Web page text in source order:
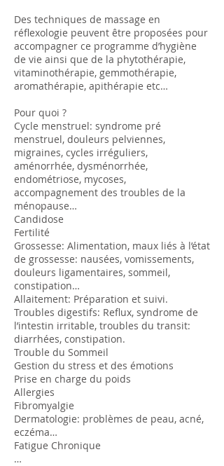
Des techniques de massage en
réflexologie peuvent être proposées pour
accompagner ce programme d’hygiène
de vie ainsi que de la phytothérapie,
vitaminothérapie, gemmothérapie,
aromathérapie, apithérapie etc…
Pour quoi ?
Cycle menstruel: syndrome pré
menstruel, douleurs pelviennes,
migraines, cycles irréguliers,
aménorrhée, dysménorrhée,
endométriose, mycoses,
accompagnement des troubles de la
ménopause…
Candidose
Fertilité
Grossesse: Alimentation, maux liés à l’état
de grossesse: nausées, vomissements,
douleurs ligamentaires, sommeil,
constipation…
Allaitement: Préparation et suivi.
Troubles digestifs: Reflux, syndrome de
l’intestin irritable, troubles du transit:
diarrhées, constipation.
Trouble du Sommeil
Gestion du stress et des émotions
Prise en charge du poids
Allergies
Fibromyalgie
Dermatologie: problèmes de peau, acné,
eczéma…
Fatigue Chronique
…